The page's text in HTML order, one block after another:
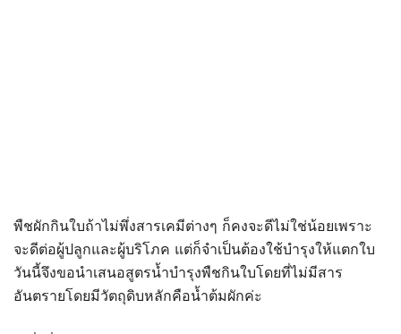
พืชผักกินใบถ้าไม่พึ่งสารเคมีต่างๆ ก็คงจะดีไม่ใช่น้อยเพราะ
จะดีต่อผู้ปลูกและผู้บริโภค แต่ก็จำเป็นต้องใช้บำรุงให้แตกใบ
วันนี้จึงขอนำเสนอสูตรน้ำบำรุงพืชกินใบโดยที่ไม่มีสาร
อันตรายโดยมีวัตถุดิบหลักคือน้ำต้มผักค่ะ